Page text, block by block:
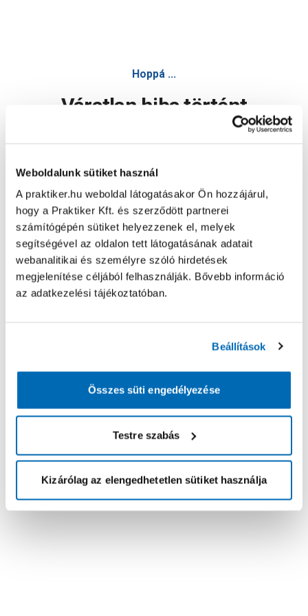
Weboldalunk sütiket használ
A praktiker.hu weboldal látogatásakor Ön hozzájárul,
hogy a Praktiker Kft. és szerződött partnerei
számítógépén sütiket helyezzenek el, melyek
segítségével az oldalon tett látogatásának adatait
webanalitikai és személyre szóló hirdetések
megjelenítése céljából felhasználják. Bővebb információ
az adatkezelési tájékoztatóban.
Beállítások
Összes süti engedélyezése
Testre szabás
Kizárólag az elengedhetetlen sütiket használja
Hoppá ...
Váratlan hiba történt
Oldal újratöltése